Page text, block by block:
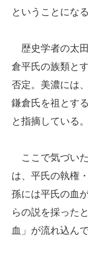
ということになる
歴史学者の太
倉平氏の族類と
否定。美濃には
鎌倉氏を祖とす
と指摘している。
ここで気づい
は、平氏の執権
孫には平氏の血
らの説を採った
血」が流れ込ん